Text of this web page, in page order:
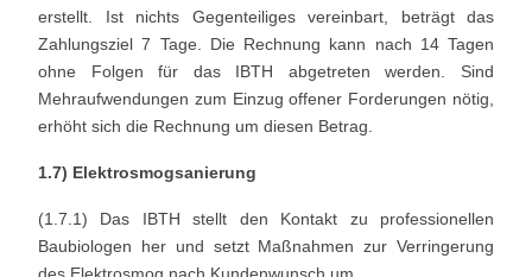
erstellt. Ist nichts Gegenteiliges vereinbart, beträgt das
Zahlungsziel 7 Tage. Die Rechnung kann nach 14 Tagen
ohne Folgen für das IBTH abgetreten werden. Sind
Mehraufwendungen zum Einzug offener Forderungen nötig,
erhöht sich die Rechnung um diesen Betrag.
1.7) Elektrosmogsanierung
(1.7.1) Das IBTH stellt den Kontakt zu professionellen
Baubiologen her und setzt Maßnahmen zur Verringerung